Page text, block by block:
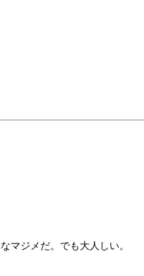
マジメだ。でも大人しい。